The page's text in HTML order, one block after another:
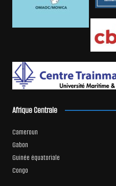
Afrique Centrale
Cameroun
Gabon
Guinée équatoriale
Congo